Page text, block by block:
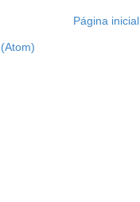
Página inicial